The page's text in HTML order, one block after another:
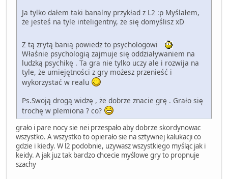
Ja tylko dałem taki banalny przykład z L2 :p Myślałem,
że jesteś na tyle inteligentny, że się domyślisz xD
Z tą zrytą banią powiedz to psychologowi
Właśnie psychologią zajmuje się oddziaływaniem na
ludzką psychikę . Ta gra nie tylko uczy ale i rozwija na
tyle, że umiejętności z gry możesz przenieść i
wykorzystać w realu
Ps.Swoją drogą widzę , że dobrze znacie grę . Grało się
trochę w plemiona ? co?
grało i pare nocy sie nei przespało aby dobrze skordynowac
wszystko. A wszystko to opierało sie na sztywnej kalukacji co
gdzie i kiedy. W l2 podobnie, uzywasz wszystkiego myśląc jak i
keidy. A jak juz tak bardzo chcecie myślowe gry to propnuje
szachy